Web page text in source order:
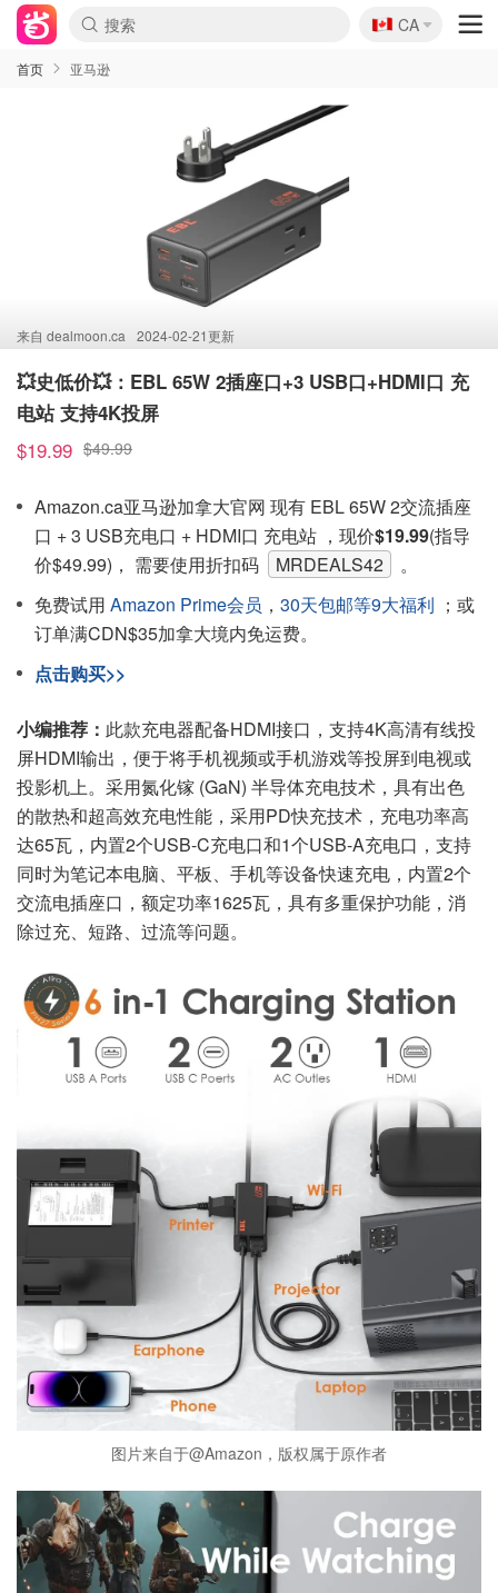
🇨🇦
CA
首页 亚马逊
来自 dealmoon.ca 2024-02-21更新
💥史低价💥：EBL 65W 2插座口+3 USB口+HDMI口 充
电站 支持4K投屏
$19.99 $49.99
Amazon.ca亚马逊加拿大官网 现有 EBL 65W 2交流插座
口 + 3 USB充电口 + HDMI口 充电站 ，现价$19.99(指导
价$49.99)， 需要使用折扣码
MRDEALS42
。
免费试用 Amazon Prime会员 ， 30天包邮等9大福利 ；或
订单满CDN$35加拿大境内免运费。
点击购买>>
小编推荐： 此款充电器配备HDMI接口，支持4K高清有线投
屏HDMI输出，便于将手机视频或手机游戏等投屏到电视或
投影机上。采用氮化镓 (GaN) 半导体充电技术，具有出色
的散热和超高效充电性能，采用PD快充技术，充电功率高
达65瓦，内置2个USB-C充电口和1个USB-A充电口，支持
同时为笔记本电脑、平板、手机等设备快速充电，内置2个
交流电插座口，额定功率1625瓦，具有多重保护功能，消
除过充、短路、过流等问题。
图片来自于@Amazon，版权属于原作者